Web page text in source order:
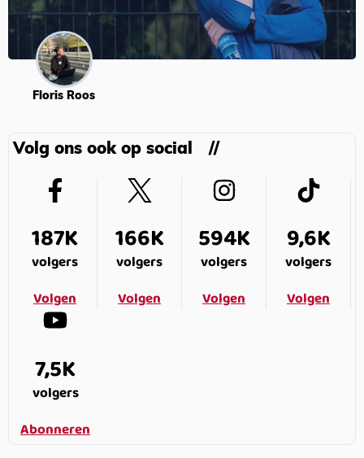
Floris Roos
Volg ons ook op social
187K
volgers
Volgen
166K
volgers
Volgen
594K
volgers
Volgen
9,6K
volgers
Volgen
7,5K
volgers
Abonneren